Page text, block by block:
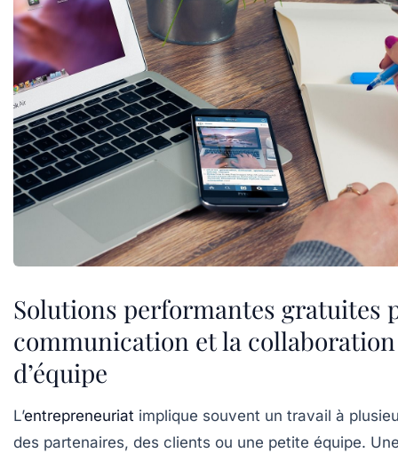
Solutions performantes gratuites
communication et la collaboration
d’équipe
L’entrepreneuriat implique souvent un travail à
des partenaires, des clients ou une petite équipe.